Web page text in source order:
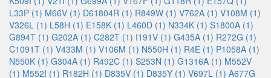
L33P (1) M66V (1) D61804R (1) R849W (1) V762A (1) V108M (1)
V326L (1) L58H (1) E158K (1) L460D (1) N334K (1) S1800A (1)
G894T (1) G202A (1) C282T (1) I191V (1) G435A (1) R272G (1)
C1091T (1) V433M (1) V106M (1) N550H (1) R4E (1) P1058A (1)
N550K (1) G304A (1) R492C (1) S253N (1) G1316A (1) M552V
(1) M552I (1) R182H (1) D835V (1) D835Y (1) V697L (1) A677G